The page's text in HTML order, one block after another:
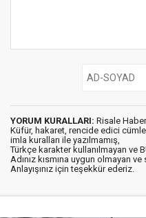
YORUM KURALLARI: Risale
Küfür, hakaret, rencide edici
imla kuralları ile yazılmamış,
Türkçe karakter kullanılmayan ve
Adınız kısmına uygun olmayan
Anlayışınız için teşekkür ederiz.